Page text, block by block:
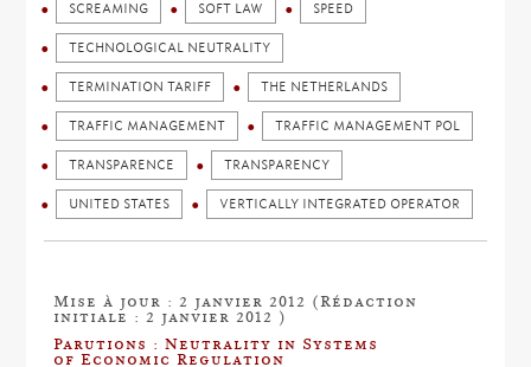
SCREAMING SOFT LAW SPEED
TECHNOLOGICAL NEUTRALITY
TERMINATION TARIFF THE NETHERLANDS
TRAFFIC MANAGEMENT TRAFFIC MANAGEMENT POL
TRANSPARENCE TRANSPARENCY
UNITED STATES VERTICALLY INTEGRATED OPERATOR
Mise à jour : 2 janvier 2012 (Rédaction
initiale : 2 janvier 2012 )
Parutions : Neutrality in Systems
of Economic Regulation